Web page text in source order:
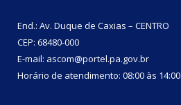
End.: Av. Duque de Caxias – CENTRO
CEP: 68480-000
E-mail: ascom@portel.pa.gov.br
Horário de atendimento: 08:00 às 14:00